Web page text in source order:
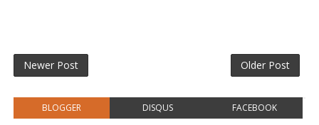
Newer Post Older Post
BLOGGER DISQUS FACEBOOK